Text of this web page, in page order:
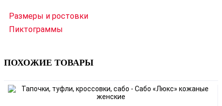
Размеры и ростовки
Пиктограммы
ПОХОЖИЕ ТОВАРЫ